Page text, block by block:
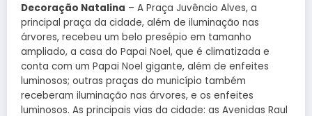
Decoração Natalina – A Praça Juvêncio Alves, a
principal praça da cidade, além de iluminação nas
árvores, recebeu um belo presépio em tamanho
ampliado, a casa do Papai Noel, que é climatizada e
conta com um Papai Noel gigante, além de enfeites
luminosos; outras praças do município também
receberam iluminação nas árvores, e os enfeites
luminosos. As principais vias da cidade: as Avenidas Raul